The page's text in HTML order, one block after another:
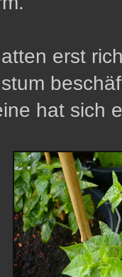
erst
hat sich